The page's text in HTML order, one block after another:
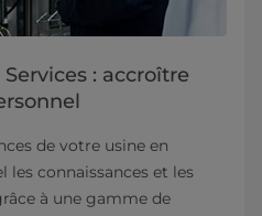
: accroître
de votre usine en
les connaissances et les
à une gamme de